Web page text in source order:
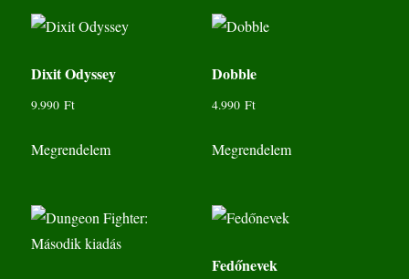
Dixit Odyssey
9.990Ft
Megrendelem
Dobble
4.990 Ft
Megrendelem
Fedőnevek